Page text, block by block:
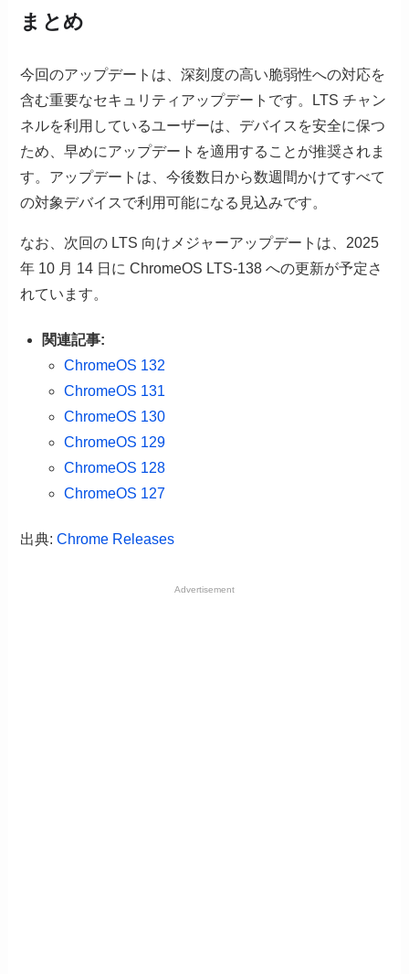
まとめ
今回のアップデートは、深刻度の高い脆弱性への対応を
含む重要なセキュリティアップデートです。LTS チャン
ネルを利用しているユーザーは、デバイスを安全に保つ
ため、早めにアップデートを適用することが推奨されま
す。アップデートは、今後数日から数週間かけてすべて
の対象デバイスで利用可能になる見込みです。
なお、次回の LTS 向けメジャーアップデートは、2025
年 10 月 14 日に ChromeOS LTS-138 への更新が予定さ
れています。
関連記事:
ChromeOS 132
ChromeOS 131
ChromeOS 130
ChromeOS 129
ChromeOS 128
ChromeOS 127
出典:Chrome Releases
Advertisement